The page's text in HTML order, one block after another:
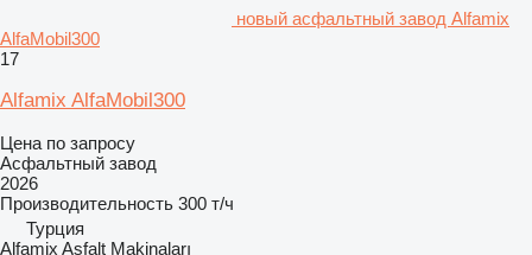
новый асфальтный завод Alfamix
AlfaMobil300
17
Alfamix AlfaMobil300
Цена по запросу
Асфальтный завод
2026
Производительность 300 т/ч
Турция
Alfamix Asfalt Makinaları